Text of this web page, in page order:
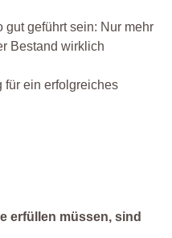
geführt sein: Nur mehr
Bestand wirklich
für ein erfolgreiches
erfüllen müssen, sind